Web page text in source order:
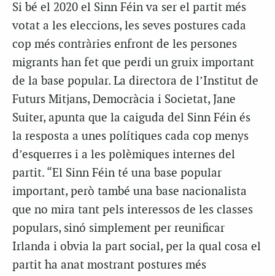
Si bé el 2020 el Sinn Féin va ser el partit més
votat a les eleccions, les seves postures cada
cop més contràries enfront de les persones
migrants han fet que perdi un gruix important
de la base popular. La directora de l’Institut de
Futurs Mitjans, Democràcia i Societat, Jane
Suiter, apunta que la caiguda del Sinn Féin és
la resposta a unes polítiques cada cop menys
d’esquerres i a les polèmiques internes del
partit. “El Sinn Féin té una base popular
important, però també una base nacionalista
que no mira tant pels interessos de les classes
populars, sinó simplement per reunificar
Irlanda i obvia la part social, per la qual cosa el
partit ha anat mostrant postures més